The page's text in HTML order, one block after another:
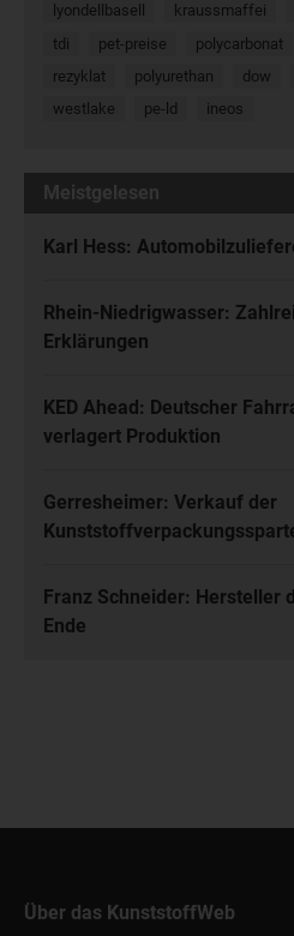
lyondellbasell
kraussmaffei
tdi
pet-preise polycarbonat
rezyklat
polyurethan dow
westlake
pe-ld ineos
Meistgelesen
Karl Hess:
Rhein-Niedrigwasser:
Erklärungen
KED Ahead: Deutscher
verlagert Produktion
Gerresheimer: Verkauf der
Franz Schneider: Hersteller
Ende
Über das KunststoffWeb